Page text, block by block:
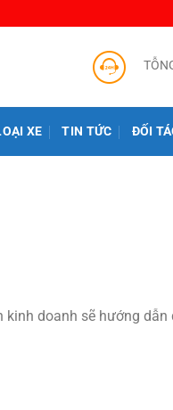
XE TIN TỨC ĐỐI
doanh sẽ hướng